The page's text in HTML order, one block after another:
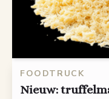
FOODTRUCK
Nieuw: